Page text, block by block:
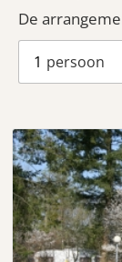
De
1 persoon